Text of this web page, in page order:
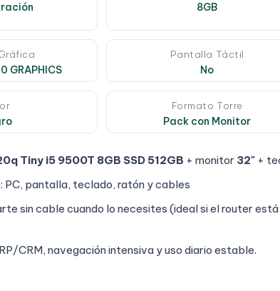
8GB
GRAPHICS
Pantalla Táctil
No
Formato Torre
Pack con Monitor
Tiny i5 9500T 8GB SSD 512GB + monitor 32" +
PC, pantalla, teclado, ratón y cables
sin cable cuando lo necesites (ideal si el router
CRM, navegación intensiva y uso diario estable.